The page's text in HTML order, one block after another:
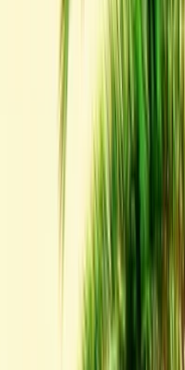
Rabat Verkoop
Rabat Verkoop Luchthaven,
+212708889994